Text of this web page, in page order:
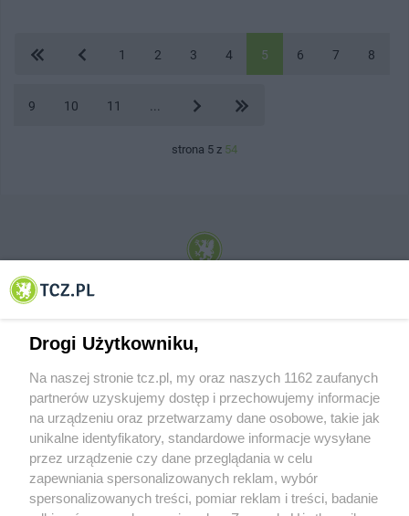
1 2 3 4 5 6 7 8
9 10 11
strona 5 z 54
© 2001-2026 Tczew - TCZ.PL Sp. z o.o. Internetowy Serwis Informacyjny Miasta
O FIRMIE POLITYKA PRYWATNOŚCI HOSTING
Drogi Użytkowniku,
Na naszej stronie tcz.pl, my oraz naszych 1162 zaufanych
partnerów uzyskujemy dostęp i przechowujemy informacje
na urządzeniu oraz przetwarzamy dane osobowe, takie jak
unikalne identyfikatory, standardowe informacje wysyłane
przez urządzenie czy dane przeglądania w celu
zapewniania spersonalizowanych reklam, wybór
spersonalizowanych treści, pomiar reklam i treści, badanie